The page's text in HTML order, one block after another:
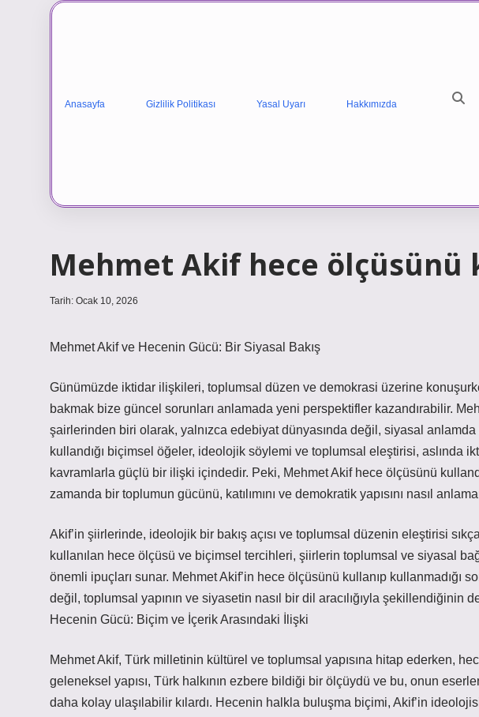
Anasayfa Gizlilik Politikası Yasal Uyarı Hakkımızda
Mehmet Akif hece ölçüsünü
Tarih: Ocak 10, 2026
Mehmet Akif ve Hecenin Gücü: Bir Siyasal Bakış
Günümüzde iktidar ilişkileri, toplumsal düzen ve demokrasi üzerine
bakmak bize güncel sorunları anlamada yeni perspektifler kazandırabilir.
şairlerinden biri olarak, yalnızca edebiyat dünyasında değil, siyasal anlamda
kullandığı biçimsel öğeler, ideolojik söylemi ve toplumsal eleştirisi, aslında
kavramlarla güçlü bir ilişki içindedir. Peki, Mehmet Akif hece ölçüsünü
zamanda bir toplumun gücünü, katılımını ve demokratik yapısını nasıl
Akif’in şiirlerinde, ideolojik bir bakış açısı ve toplumsal düzenin eleştirisi
kullanılan hece ölçüsü ve biçimsel tercihleri, şiirlerin toplumsal ve siyasal
önemli ipuçları sunar. Mehmet Akif’in hece ölçüsünü kullanıp kullanmadığı
değil, toplumsal yapının ve siyasetin nasıl bir dil aracılığıyla şekillendiğinin
Hecenin Gücü: Biçim ve İçerik Arasındaki İlişki
Mehmet Akif, Türk milletinin kültürel ve toplumsal yapısına hitap ederken,
geleneksel yapısı, Türk halkının ezbere bildiği bir ölçüydü ve bu, onun
daha kolay ulaşılabilir kılardı. Hecenin halkla buluşma biçimi, Akif’in